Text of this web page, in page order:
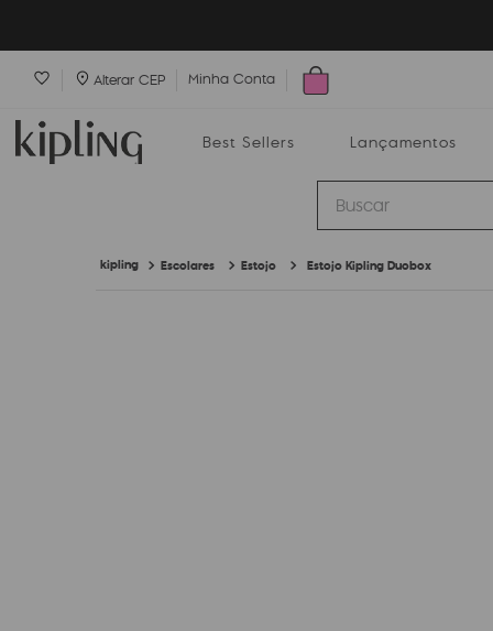
Alterar CEP Minha Conta
Best Sellers Lançamentos
Buscar
Escolares Estojo Estojo Kipling Duobox